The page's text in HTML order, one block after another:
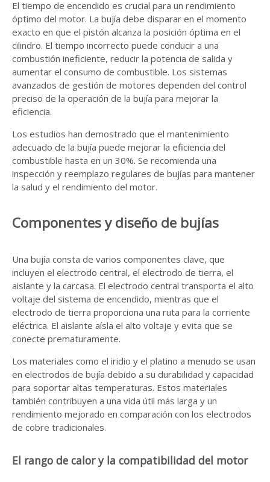
El tiempo de encendido es crucial para un rendimiento
óptimo del motor. La bujía debe disparar en el momento
exacto en que el pistón alcanza la posición óptima en el
cilindro. El tiempo incorrecto puede conducir a una
combustión ineficiente, reducir la potencia de salida y
aumentar el consumo de combustible. Los sistemas
avanzados de gestión de motores dependen del control
preciso de la operación de la bujía para mejorar la
eficiencia.
Los estudios han demostrado que el mantenimiento
adecuado de la bujía puede mejorar la eficiencia del
combustible hasta en un 30%. Se recomienda una
inspección y reemplazo regulares de bujías para mantener
la salud y el rendimiento del motor.
Componentes y diseño de bujías
Una bujía consta de varios componentes clave, que
incluyen el electrodo central, el electrodo de tierra, el
aislante y la carcasa. El electrodo central transporta el alto
voltaje del sistema de encendido, mientras que el
electrodo de tierra proporciona una ruta para la corriente
eléctrica. El aislante aísla el alto voltaje y evita que se
conecte prematuramente.
Los materiales como el iridio y el platino a menudo se usan
en electrodos de bujía debido a su durabilidad y capacidad
para soportar altas temperaturas. Estos materiales
también contribuyen a una vida útil más larga y un
rendimiento mejorado en comparación con los electrodos
de cobre tradicionales.
El rango de calor y la compatibilidad del motor